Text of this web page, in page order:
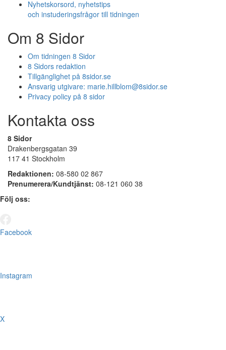
Nyhetskorsord, nyhetstips
och instuderingsfrågor till tidningen
Om 8 Sidor
Om tidningen 8 Sidor
8 Sidors redaktion
Tillgänglighet på 8sidor.se
Ansvarig utgivare: marie.hillblom@8sidor.se
Privacy policy på 8 sidor
Kontakta oss
8 Sidor
Drakenbergsgatan 39
117 41 Stockholm
Redaktionen: 08-580 02 867
Prenumerera/Kundtjänst: 08-121 060 38
Följ oss:
Facebook
Instagram
X